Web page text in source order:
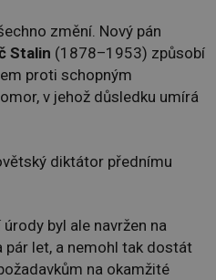
změní. Nový pán
Stalin (1878–1953) způsobí
proti schopným
v jehož důsledku umírá
diktátor přednímu
byl ale navržen na
pár let, a nemohl tak dostát
na okamžité